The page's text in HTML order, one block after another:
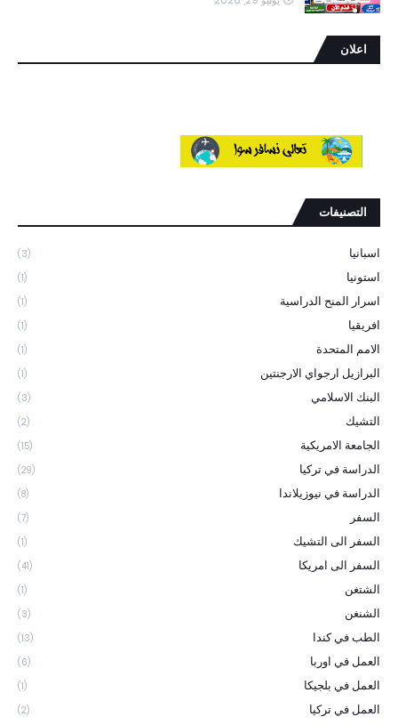
اعلان
التصنيفات
اسبانيا (3)
استونيا (1)
اسرار المنح الدراسية (1)
افريقيا (1)
الامم المتحدة (1)
البرازيل ارجواي الارجنتين (1)
البنك الاسلامي (3)
التشيك (2)
الجامعة الامريكية (15)
الدراسة في تركيا (29)
الدراسة في نيوزيلاندا (8)
السفر (7)
السفر الى التشيك (1)
السفر الى امريكا (41)
الشتغن (1)
الشنغن (3)
الطب في كندا (13)
العمل في اوربا (6)
العمل في بلجيكا (1)
العمل في تركيا (2)